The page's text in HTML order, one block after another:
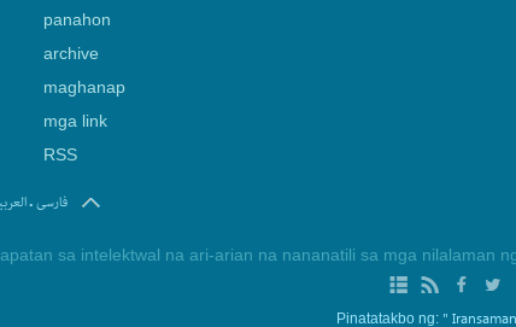
panahon
archive
maghanap
mga link
RSS
.فارسی
sa intelektwal na ari-arian na nananatili sa mga nilalaman
Pinatatakbo ng: "